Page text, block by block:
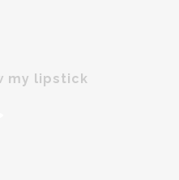
my lipstick